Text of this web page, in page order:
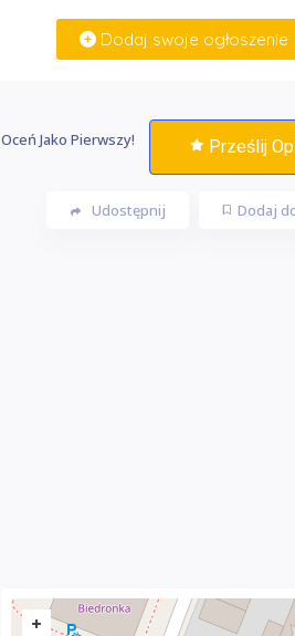
Dodaj swoje ogłoszenie
Oceń Jako Pierwszy! Prześlij
Dodaj
Udostępnij